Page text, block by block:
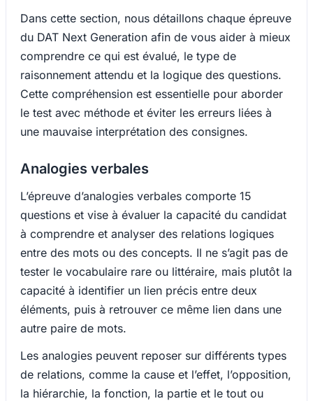
Dans cette section, nous détaillons chaque épreuve
du DAT Next Generation afin de vous aider à mieux
comprendre ce qui est évalué, le type de
raisonnement attendu et la logique des questions.
Cette compréhension est essentielle pour aborder
le test avec méthode et éviter les erreurs liées à
une mauvaise interprétation des consignes.
Analogies verbales
L’épreuve d’analogies verbales comporte 15
questions et vise à évaluer la capacité du candidat
à comprendre et analyser des relations logiques
entre des mots ou des concepts. Il ne s’agit pas de
tester le vocabulaire rare ou littéraire, mais plutôt la
capacité à identifier un lien précis entre deux
éléments, puis à retrouver ce même lien dans une
autre paire de mots.
Les analogies peuvent reposer sur différents types
de relations, comme la cause et l’effet, l’opposition,
la hiérarchie, la fonction, la partie et le tout ou